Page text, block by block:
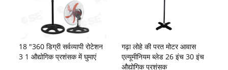
18 "360 डिग्री सर्वव्यापी रोटेशन
3 1 औद्योगिक प्रशंसक में घुमाएं
गढ़ा लोहे की परत मोटर आवास
एल्यूमीनियम ब्लेड 26 इंच 30 इंच
औद्योगिक प्रशंसक